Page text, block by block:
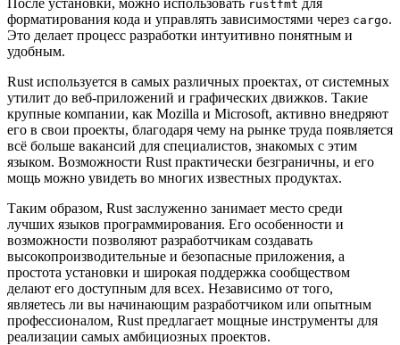
rustfmt
форматирования кода и управлять зависимостями через cargo.
Это делает процесс разработки интуитивно понятным и
удобным.
Rust используется в самых различных проектах, от системных
утилит до веб-приложений и графических движков. Такие
крупные компании, как Mozilla и Microsoft, активно внедряют
его в свои проекты, благодаря чему на рынке труда появляется
всё больше вакансий для специалистов, знакомых с этим
языком. Возможности Rust практически безграничны, и его
мощь можно увидеть во многих известных продуктах.
Таким образом, Rust заслуженно занимает место среди
лучших языков программирования. Его особенности и
возможности позволяют разработчикам создавать
высокопроизводительные и безопасные приложения, а
простота установки и широкая поддержка сообществом
делают его доступным для всех. Независимо от того,
являетесь ли вы начинающим разработчиком или опытным
профессионалом, Rust предлагает мощные инструменты для
реализации самых амбициозных проектов.